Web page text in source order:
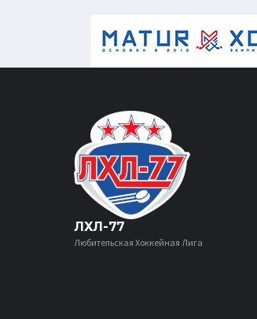
ЛХЛ-77
Любительская Хоккейная Лига